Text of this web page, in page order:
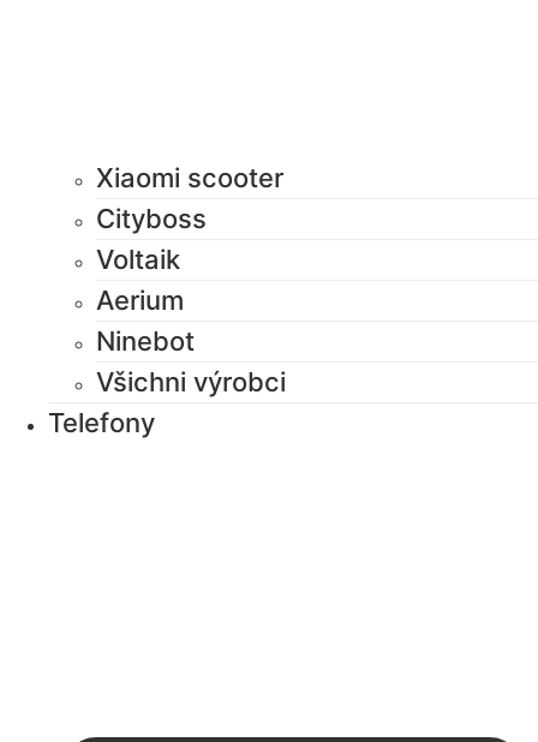
Xiaomi scooter
Cityboss
Voltaik
Aerium
Ninebot
Všichni výrobci
Telefony